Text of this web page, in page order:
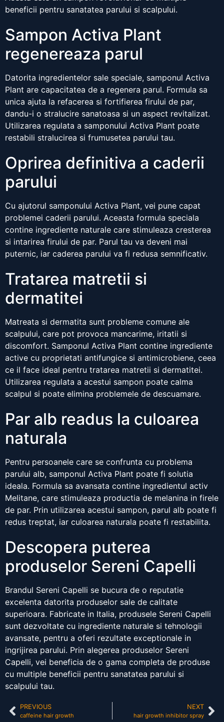
beneficii pentru sanatatea parului si scalpului.
Sampon Activa Plant
regenereaza parul
Datorita ingredientelor sale speciale, samponul Activa
Plant are capacitatea de a regenera parul. Formula sa
unica ajuta la refacerea si fortifierea firului de par,
dandu-i o stralucire sanatoasa si un aspect revitalizat.
Utilizarea regulata a samponului Activa Plant poate
restabili stralucirea si frumusetea parului tau.
Oprirea definitiva a caderii
parului
Cu ajutorul samponului Activa Plant, vei pune capat
problemei caderii parului. Aceasta formula speciala
contine ingrediente naturale care stimuleaza cresterea
si intarirea firului de par. Parul tau va deveni mai
puternic, iar caderea parului va fi redusa semnificativ.
Tratarea matretii si
dermatitei
Matreata si dermatita sunt probleme comune ale
scalpului, care pot provoca mancarime, iritatii si
discomfort. Samponul Activa Plant contine ingrediente
active cu proprietati antifungice si antimicrobiene, ceea
ce il face ideal pentru tratarea matretii si dermatitei.
Utilizarea regulata a acestui sampon poate calma
scalpul si poate elimina problemele de descuamare.
Par alb readus la culoarea
naturala
Pentru persoanele care se confrunta cu problema
parului alb, samponul Activa Plant poate fi solutia
ideala. Formula sa avansata contine ingredientul activ
Melitane, care stimuleaza productia de melanina in firele
de par. Prin utilizarea acestui sampon, parul alb poate fi
redus treptat, iar culoarea naturala poate fi restabilita.
Descopera puterea
produselor Sereni Capelli
Brandul Sereni Capelli se bucura de o reputatie
excelenta datorita produselor sale de calitate
superioara. Fabricate in Italia, produsele Sereni Capelli
sunt dezvoltate cu ingrediente naturale si tehnologii
avansate, pentru a oferi rezultate exceptionale in
ingrijirea parului. Prin alegerea produselor Sereni
Capelli, vei beneficia de o gama completa de produse
cu multiple beneficii pentru sanatatea parului si
scalpului tau.
PREVIOUS
caffeine hair growth
NEXT
hair growth inhibitor spray